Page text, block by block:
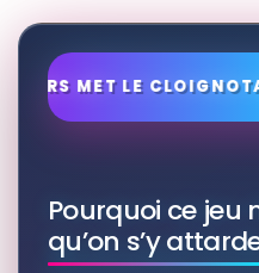
Autres
6,79 EUR
Voir sur
Autres
2,99 EUR
Voir sur
Pourquoi ce jeu
qu’on s’y